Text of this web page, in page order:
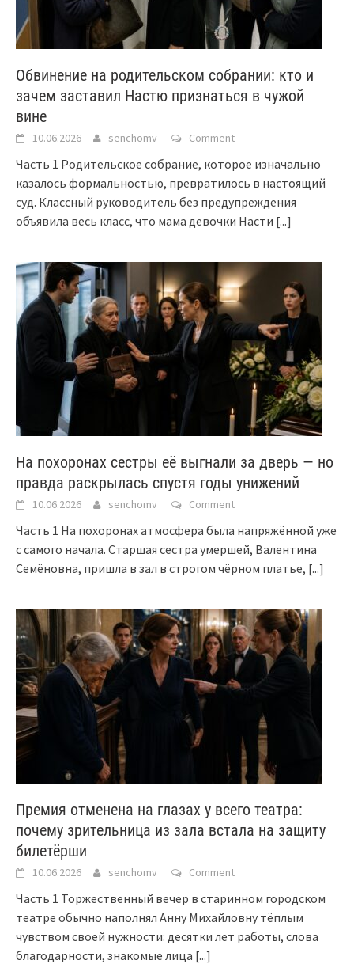
Обвинение на родительском собрании: кто и
зачем заставил Настю признаться в чужой
вине
10.06.2026 senchomv Comment
Часть 1 Родительское собрание, которое изначально
казалось формальностью, превратилось в настоящий
суд. Классный руководитель без предупреждения
объявила весь класс, что мама девочки Насти [...]
На похоронах сестры её выгнали за дверь — но
правда раскрылась спустя годы унижений
10.06.2026 senchomv Comment
Часть 1 На похоронах атмосфера была напряжённой уже
с самого начала. Старшая сестра умершей, Валентина
Семёновна, пришла в зал в строгом чёрном платье, [...]
Премия отменена на глазах у всего театра:
почему зрительница из зала встала на защиту
билетёрши
10.06.2026 senchomv Comment
Часть 1 Торжественный вечер в старинном городском
театре обычно наполнял Анну Михайловну тёплым
чувством своей нужности: десятки лет работы, слова
благодарности, знакомые лица [...]